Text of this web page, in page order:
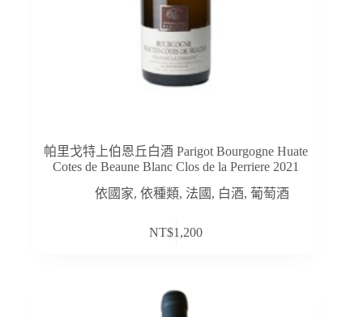
帕里戈特上伯恩丘白酒 Parigot Bourgogne Huate
Cotes de Beaune Blanc Clos de la Perriere 2021
依國家,依種類, 法國 , 白酒,葡萄酒
NT$1,200